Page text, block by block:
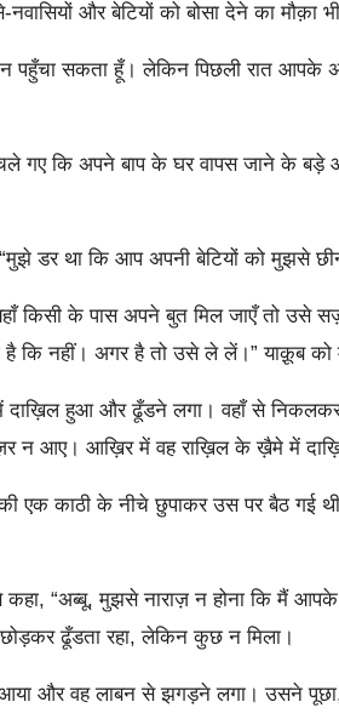
और बेटियों को बोसा देने का मौक़ा
सकता हूँ। लेकिन पिछली रात आपके
गए कि अपने बाप के घर वापस जाने के बड़े
डर था कि आप अपनी बेटियों को मुझसे
किसी के पास अपने बुत मिल जाएँ तो उसे
कि नहीं। अगर है तो उसे ले लें।” याक़ूब को
हुआ और ढूँडने लगा। वहाँ से निकलकर
न आए। आख़िर में वह राख़िल के ख़ैमे में
एक काठी के नीचे छुपाकर उस पर बैठ गई
“अब्बू, मुझसे नाराज़ न होना कि मैं
ढूँडता रहा, लेकिन कुछ न मिला।
और वह लाबन से झगड़ने लगा। उसने